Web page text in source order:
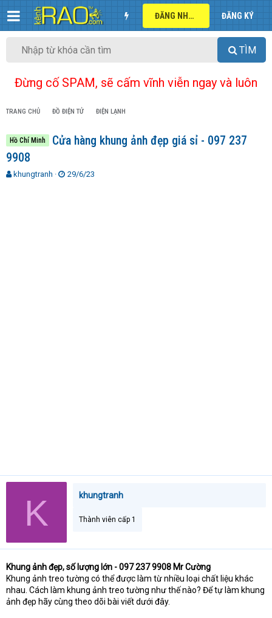
ĐĂNG NHẬP ĐĂNG KÝ
TÌM
Đừng cố SPAM, sẽ cấm vĩnh viễn ngay và luôn
TRANG CHỦ ĐỒ ĐIỆN TỬ ĐIỆN LẠNH
Hồ Chí Minh
Cửa hàng khung ảnh đẹp giá sỉ - 097 237
9908
Tkhungtranh
N
29/6/23
K khungtranh
Thành viên cấp 1
Khung ảnh đẹp, số lượng lớn - 097 237 9908 Mr Cường
Khung ảnh treo tường có thể được làm từ nhiều loại chất liệu khác
nhau. Cách làm khung ảnh treo tường như thế nào? Để tự làm khung
ảnh đẹp hãy cùng theo dõi bài viết dưới đây.